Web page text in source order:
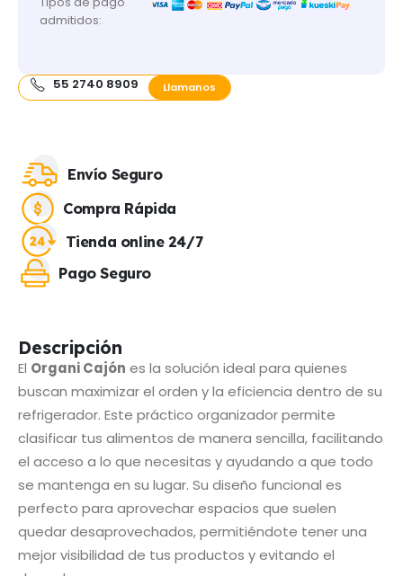
admitidos:
55 2740 8909 Llamanos
Envío Seguro
Compra Rápida
Tienda online 24/7
Pago Seguro
Descripción
El Organi Cajón es la solución ideal para quienes
buscan maximizar el orden y la eficiencia dentro de su
refrigerador. Este práctico organizador permite
clasificar tus alimentos de manera sencilla, facilitando
el acceso a lo que necesitas y ayudando a que todo
se mantenga en su lugar. Su diseño funcional es
perfecto para aprovechar espacios que suelen
quedar desaprovechados, permitiéndote tener una
mejor visibilidad de tus productos y evitando el